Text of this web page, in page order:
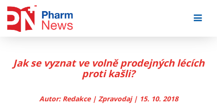
Jak se vyznat ve volně prodejných lécích
proti kašli?
Autor: Redakce | Zpravodaj | 15. 10. 2018